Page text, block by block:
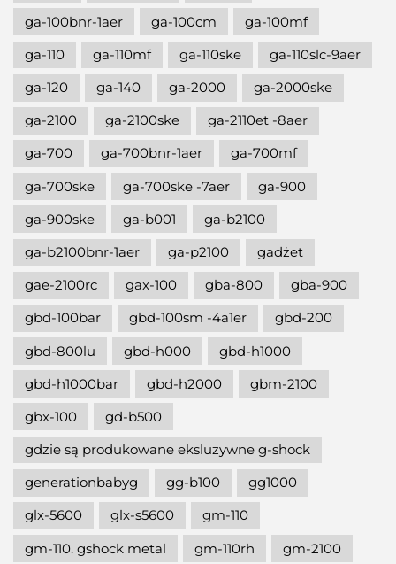
ga-100bnr-1aer ga-100cm
ga-100mf
ga-110
ga-110mf ga-110ske
ga-110slc-9aer
ga-120
ga-140 ga-2000
ga-2000ske
ga-2100
ga-2100ske
ga-2110et -8aer
ga-700
ga-700bnr-1aer
ga-700mf
ga-700ske
ga-700ske -7aer
ga-900
ga-900ske
ga-b001
ga-b2100
ga-b2100bnr-1aer
ga-p2100
gadżet
gae-2100rc
gax-100 gba-800
gba-900
gbd-100bar
gbd-100sm -4a1er
gbd-200
gbd-800lu
gbd-h000
gbd-h1000
gbd-h1000bar
gbd-h2000
gbm-2100
gbx-100
gd-b500
gdzie są produkowane eksluzywne g-shock
generationbabyg
gg-b100
gg1000
glx-5600
glx-s5600
gm-110
gm-110. gshock metal
gm-110rh
gm-2100